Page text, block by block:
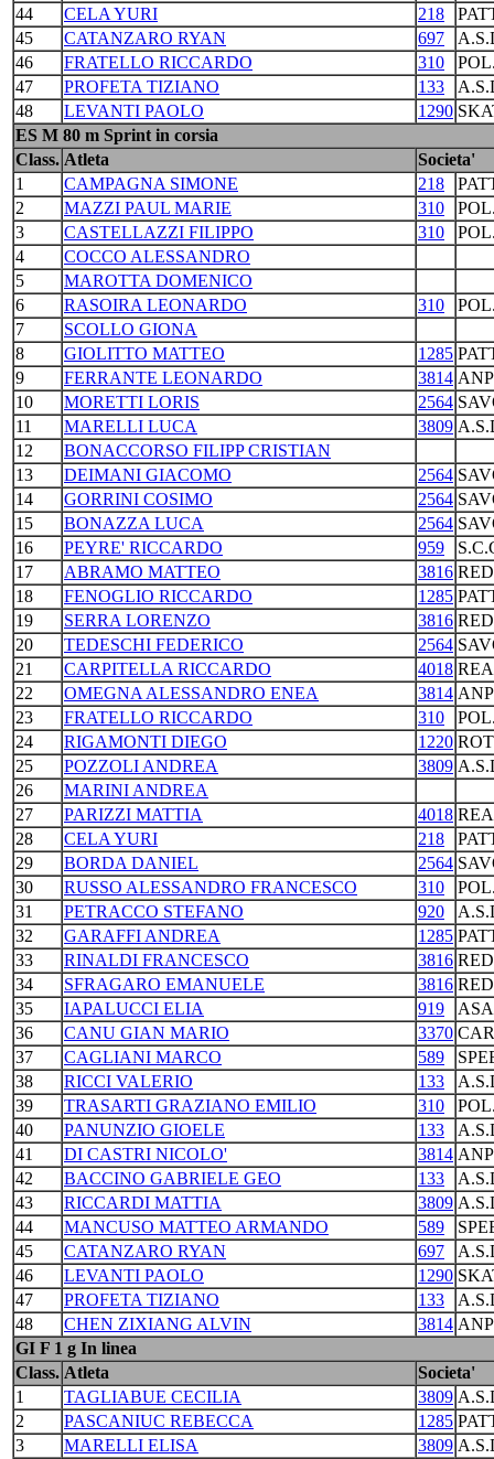
44
CELA YURI 218
45
CATANZARO RYAN 697
46
FRATELLO RICCARDO 310
47
PROFETA TIZIANO 133
48
LEVANTI PAOLO 1290
ES M 80 m Sprint in corsia
Class. Atleta
Societa'
1
CAMPAGNA SIMONE 218
2
MAZZI PAUL MARIE 310
3
CASTELLAZZI FILIPPO 310
4
COCCO ALESSANDRO
5
MAROTTA DOMENICO
6
RASOIRA LEONARDO 310
7
SCOLLO GIONA
8
GIOLITTO MATTEO 1285
9
FERRANTE LEONARDO 3814
10
MORETTI LORIS 2564
11
MARELLI LUCA 3809
12
BONACCORSO FILIPP CRISTIAN
13
DEIMANI GIACOMO 2564
14
GORRINI COSIMO 2564
15
BONAZZA LUCA 2564
16
PEYRE' RICCARDO 959
17
ABRAMO MATTEO 3816
18
FENOGLIO RICCARDO 1285
19
SERRA LORENZO 3816
20
TEDESCHI FEDERICO 2564
21
CARPITELLA RICCARDO 4018
22
OMEGNA ALESSANDRO ENEA 3814
23
FRATELLO RICCARDO 310
24
RIGAMONTI DIEGO 1220
25
POZZOLI ANDREA 3809
26
MARINI ANDREA
27
PARIZZI MATTIA 4018
28
CELA YURI 218
29
BORDA DANIEL 2564
30
RUSSO ALESSANDRO FRANCESCO 310
31
PETRACCO STEFANO 920
32
GARAFFI ANDREA 1285
33
RINALDI FRANCESCO 3816
34
SFRAGARO EMANUELE 3816
35
IAPALUCCI ELIA 919
ASA
36
CANU GIAN MARIO 3370
37
CAGLIANI MARCO 589
38
RICCI VALERIO 133
39
TRASARTI GRAZIANO EMILIO 310
40
PANUNZIO GIOELE 133
41
DI CASTRI NICOLO' 3814
42
BACCINO GABRIELE GEO 133
43
RICCARDI MATTIA 3809
44
MANCUSO MATTEO ARMANDO 589
45
CATANZARO RYAN 697
46
LEVANTI PAOLO 1290
47
PROFETA TIZIANO 133
48
CHEN ZIXIANG ALVIN 3814
GI F 1 g In linea
Class. Atleta
Societa'
1
TAGLIABUE CECILIA 3809
2
PASCANIUC REBECCA 1285
3
MARELLI ELISA 3809